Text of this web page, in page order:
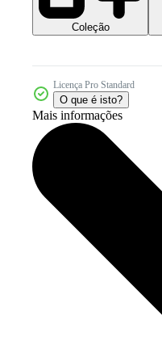
Coleção
Licença Pro Standard
O que é isto?
Mais informações